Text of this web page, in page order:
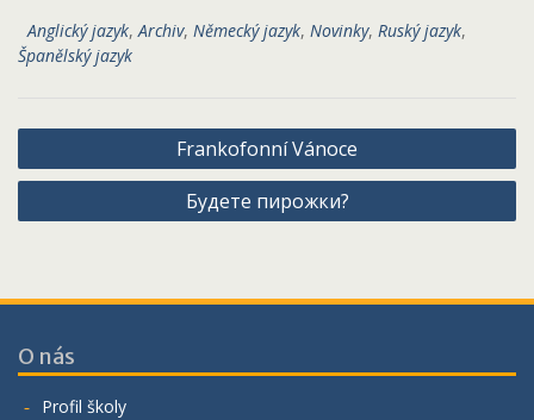
Anglický jazyk,Archiv, Německý jazyk, Novinky, Ruský jazyk,
Španělský jazyk
Navigace
pro
Frankofonní Vánoce
Будете пирожки?
O nás
Profil školy